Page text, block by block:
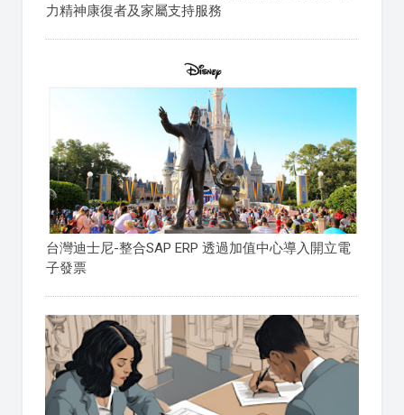
力精神康復者及家屬支持服務
台灣迪士尼-整合SAP ERP 透過加值中心導入開立電
子發票